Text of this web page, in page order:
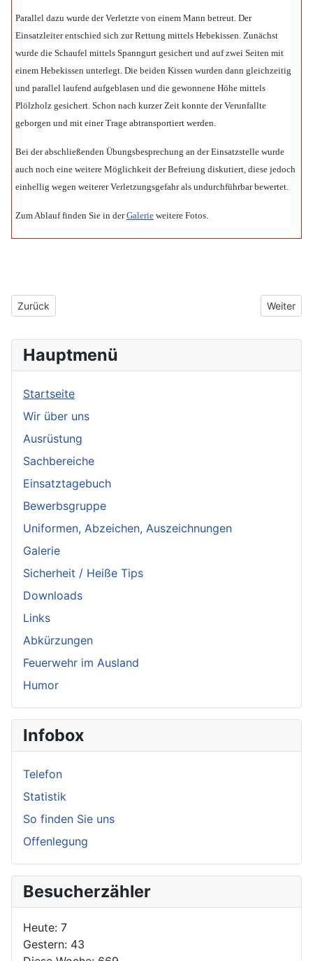
Hauptmenü
Startseite
Wir über uns
Ausrüstung
Sachbereiche
Einsatztagebuch
Bewerbsgruppe
Uniformen, Abzeichen, Auszeichnungen
Galerie
Sicherheit / Heiße Tips
Downloads
Links
Abkürzungen
Feuerwehr im Ausland
Humor
Infobox
Telefon
Statistik
So finden Sie uns
Offenlegung
Besucherzähler
Heute: 7
Gestern: 43
Parallel dazu wurde der Verletzte von einem Mann betreut. Der
Einsatzleiter entschied sich zur Rettung mittels Hebekissen. Zunächst
wurde die Schaufel mittels Spanngurt gesichert und auf zwei Seiten mit
einem Hebekissen unterlegt. Die beiden Kissen wurden dann gleichzeitig
und parallel laufend aufgeblasen und die gewonnene Höhe mittels
Plölzholz gesichert. Schon nach kurzer Zeit konnte der Verunfallte
geborgen und mit einer Trage abtransportiert werden.
Bei der abschließenden Übungsbesprechung an der Einsatzstelle wurde
auch noch eine weitere Möglichkeit der Befreiung diskutiert, diese jedoch
einhellig wegen weiterer Verletzungsgefahr als undurchführbar bewertet.
Zum Ablauf finden Sie in derGalerie weitere Fotos.
Vorheriger Beitrag: 2024_04_02_Übung
Zurück Nächster
Weiter